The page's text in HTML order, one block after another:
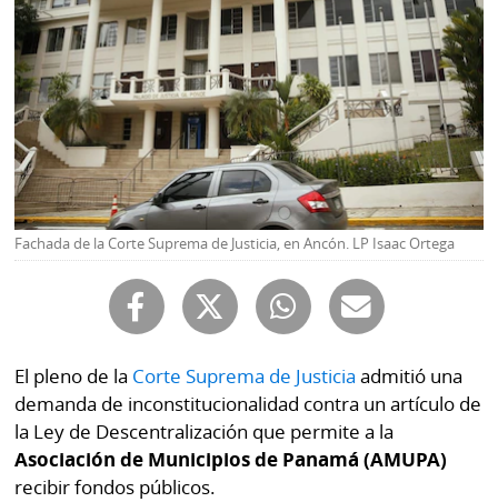
Ponle
la
Firma
Fe
de
erratas
Historias
SERVICIOS
E-
Buscador
Comunicados
Catálogos
Lotería
Contenido
de
marcas
Temas
Autores
Fachada de la Corte Suprema de Justicia, en Ancón. LP Isaac Ortega
El pleno de la Corte Suprema de Justicia admitió una
demanda de inconstitucionalidad contra un artículo de
la Ley de Descentralización que permite a la
Asociación de Municipios de Panamá (AMUPA)
recibir fondos públicos.